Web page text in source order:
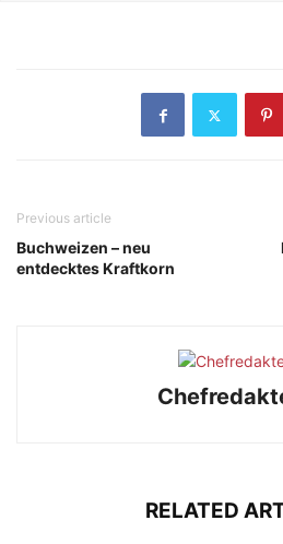
Previous article
Buchweizen – neu
entdecktes Kraftkorn
RELATED